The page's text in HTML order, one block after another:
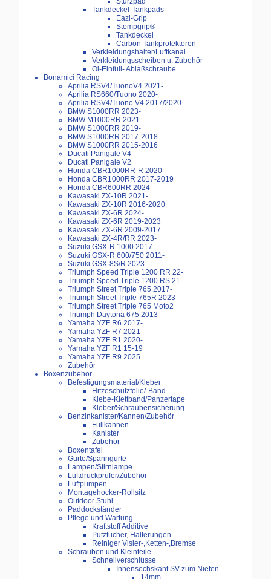
Tankdeckel-Tankpads
Eazi-Grip
Stompgrip®
Tankdeckel
Carbon Tankprotektoren
Verkleidungshalter/Luftkanal
Verkleidungsscheiben u. Zubehör
Öl-Einfüll- Ablaßschraube
Bonamici Racing
Aprilia RSV4/TuonoV4 2021-
Aprilia RS660/Tuono 2020-
Aprilia RSV4/Tuono V4 2017/2020
BMW S1000RR 2023-
BMW M1000RR 2021-
BMW S1000RR 2019-
BMW S1000RR 2017-2018
BMW S1000RR 2015-2016
Ducati Panigale V4
Ducati Panigale V2
Honda CBR1000RR-R 2020-
Honda CBR1000RR 2017-2019
Honda CBR600RR 2024-
Kawasaki ZX-10R 2021-
Kawasaki ZX-10R 2016-2020
Kawasaki ZX-6R 2024-
Kawasaki ZX-6R 2019-2023
Kawasaki ZX-6R 2009-2017
Kawasaki ZX-4R/RR 2023-
Suzuki GSX-R 1000 2017-
Suzuki GSX-R 600/750 2011-
Suzuki GSX-8S/R 2023-
Triumph Speed Triple 1200 RR 22-
Triumph Speed Triple 1200 RS 21-
Triumph Street Triple 765 2017-
Triumph Street Triple 765R 2023-
Triumph Street Triple 765 Moto2
Triumph Daytona 675 2013-
Yamaha YZF R6 2017-
Yamaha YZF R7 2021-
Yamaha YZF R1 2020-
Yamaha YZF R1 15-19
Yamaha YZF R9 2025
Zubehör
Boxenzubehör
Befestigungsmaterial/Kleber
Hitzeschutzfolie/-Band
Klebe-Klettband/Panzertape
Kleber/Schraubensicherung
Benzinkanister/Kannen/Zubehör
Füllkannen
Kanister
Zubehör
Boxentafel
Gurte/Spanngurte
Lampen/Stirnlampe
Luftdruckprüfer/Zubehör
Luftpumpen
Montagehocker-Rollsitz
Outdoor Stuhl
Paddockständer
Pflege und Wartung
Kraftstoff Additive
Putztücher, Halterungen
Reiniger Visier-,Ketten-,Bremse
Schrauben und Kleinteile
Schnellverschlüsse
Innensechskant SV zum Nieten
14mm